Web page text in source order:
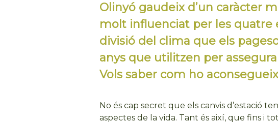
Olinyó gaudeix d’un caràcter
molt influenciat per les quatre
divisió del clima que els
anys que utilitzen per
Vols saber com ho
No és cap secret que els canvis d’estació
aspectes de la vida. Tant és així, que fins i